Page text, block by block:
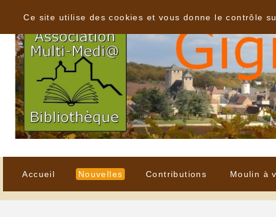
Accueil Nouvelles Contributions Moulin à
Ce site utilise des cookies et vous donne le contrôle